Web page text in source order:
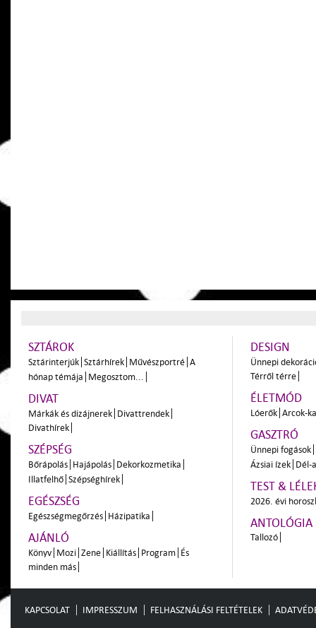
SZTÁROK
Sztárinterjúk Sztárhírek Művészportré A
hónap témája Megosztom...
DIVAT
Márkák és dizájnerek Divattrendek
Divathírek
SZÉPSÉG
Bőrápolás Hajápolás Dekorkozmetika
Illatfelhő Szépséghírek
EGÉSZSÉG
Egészségmegőrzés Házipatika
AJÁNLÓ
Könyv Mozi Zene Kiállítás Program És
minden más
DESIGN
Ünnepi
Térről térre
ÉLETMÓD
Lóerők Arcok-
GASZTRÓ
Ünnepi fogások
Ázsiai ízek Dél-
TEST &
2026. évi
ANTOLÓGIA
Tallozó
KAPCSOLAT IMPRESSZUM FELHASZNÁLÁSI FELTÉTELEK